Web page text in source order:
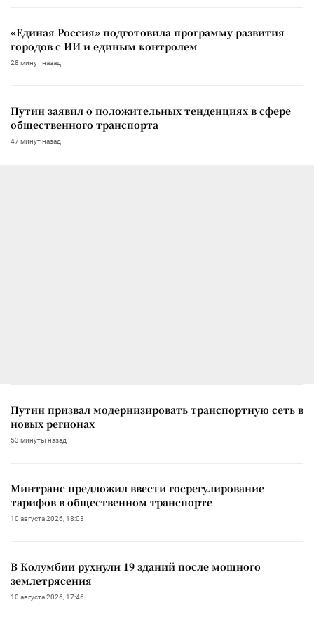
«Единая Россия» подготовила программу развития
городов с ИИ и единым контролем
28 минут назад
Путин заявил о положительных тенденциях в сфере
общественного транспорта
47 минут назад
Путин призвал модернизировать транспортную сеть в
новых регионах
53 минуты назад
Минтранс предложил ввести госрегулирование
тарифов в общественном транспорте
10 августа 2026, 18:03
В Колумбии рухнули 19 зданий после мощного
землетрясения
10 августа 2026, 17:46